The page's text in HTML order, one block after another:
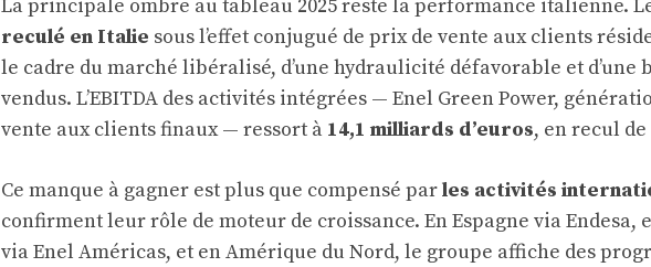
La principale ombre au tableau 2025 reste la performance italienne.
reculé en Italie sous l’effet conjugué de prix de vente aux clients
le cadre du marché libéralisé, d’une hydraulicité défavorable et d’une
vendus. L’EBITDA des activités intégrées — Enel Green Power,
vente aux clients finaux — ressort à 14,1 milliards d’euros, en recul
Ce manque à gagner est plus que compensé parles activités
confirment leur rôle de moteur de croissance. En Espagne via Endesa,
via Enel Américas, et en Amérique du Nord, le groupe affiche des